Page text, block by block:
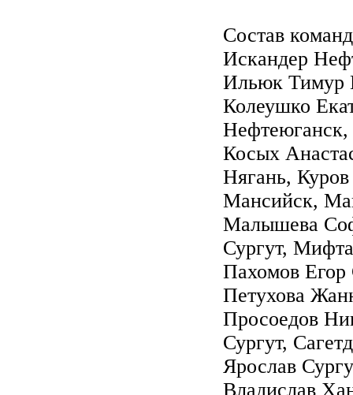
Состав
Искандер
Ильюк Тимур
Колеушко
Косых
Нягань,
Мансийск,
Малышева
Сургут,
Пахомов Егор
Петухова
Просоедов
Сургут,
Ярослав
Владислав